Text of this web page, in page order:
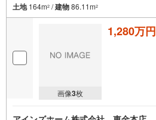
土地164m2 /建物86.11m2
画像3枚
1,280万円